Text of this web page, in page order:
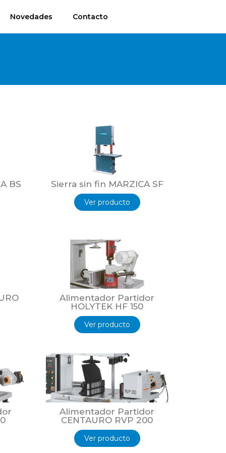
Novedades Contacto
BS
Sierra sin fin MARZICA SF
Ver producto
Alimentador Partidor
HOLYTEK HF 150
Ver producto
Alimentador Partidor
CENTAURO RVP 200
Ver producto